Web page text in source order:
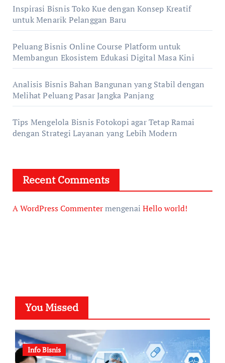
Inspirasi Bisnis Toko Kue dengan Konsep Kreatif
untuk Menarik Pelanggan Baru
Peluang Bisnis Online Course Platform untuk
Membangun Ekosistem Edukasi Digital Masa Kini
Analisis Bisnis Bahan Bangunan yang Stabil dengan
Melihat Peluang Pasar Jangka Panjang
Tips Mengelola Bisnis Fotokopi agar Tetap Ramai
dengan Strategi Layanan yang Lebih Modern
Recent Comments
A WordPress Commentermengenai Hello world!
You Missed
Info Bisnis